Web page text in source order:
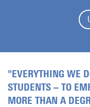
"EVERYTHING WE
STUDENTS – TO
MORE THAN A